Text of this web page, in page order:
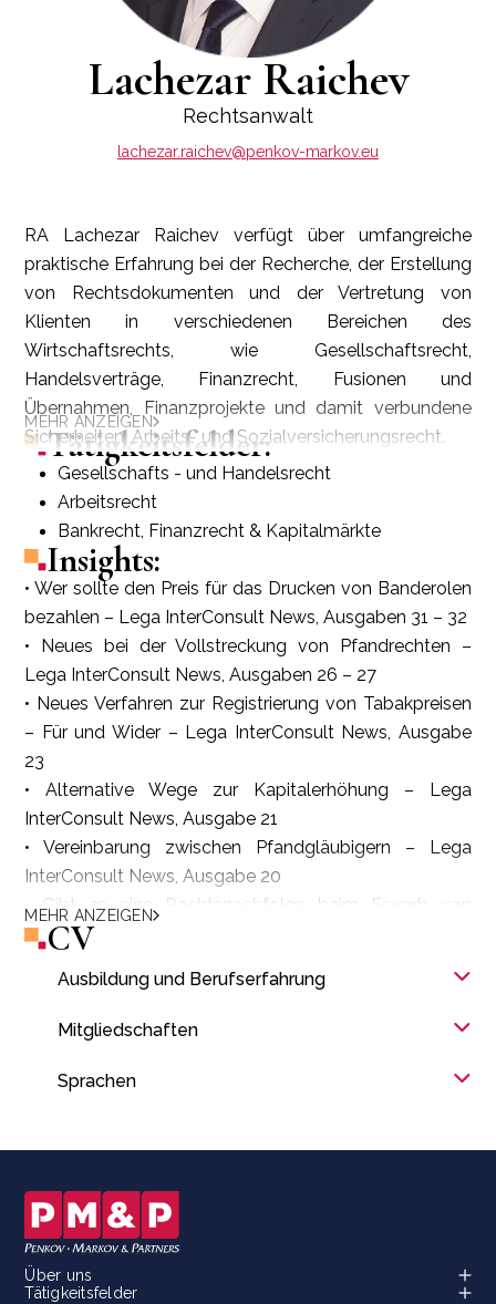
Lachezar Raichev
Rechtsanwalt
lachezar.raichev@penkov-markov.eu
RA Lachezar Raichev verfügt über umfangreiche
praktische Erfahrung bei der Recherche, der Erstellung
von Rechtsdokumenten und der Vertretung von
Klienten in verschiedenen Bereichen des
Wirtschaftsrechts, wie Gesellschaftsrecht,
Handelsverträge, Finanzrecht, Fusionen und
Übernahmen, Finanzprojekte und damit verbundene
Sicherheiten, Arbeits- und Sozialversicherungsrecht.
MEHR ANZEIGEN
Tätigkeitsfelder:
Gesellschafts - und Handelsrecht
Arbeitsrecht
Bankrecht, Finanzrecht & Kapitalmärkte
Insights:
• Wer sollte den Preis für das Drucken von Banderolen
bezahlen – Lega InterConsult News, Ausgaben 31 – 32
• Neues bei der Vollstreckung von Pfandrechten –
Lega InterConsult News, Ausgaben 26 – 27
• Neues Verfahren zur Registrierung von Tabakpreisen
– Für und Wider – Lega InterConsult News, Ausgabe
23
• Alternative Wege zur Kapitalerhöhung – Lega
InterConsult News, Ausgabe 21
• Vereinbarung zwischen Pfandgläubigern – Lega
InterConsult News, Ausgabe 20
• Gibt es eine Rechtsnachfolge beim Erwerb von
Vermögenswerten? – Lega InterConsult News,
• Wie wird die staatliche Gebühr für die Registrierung
von Umständen nach dem Pfandgesetz festgelegt –
MEHR ANZEIGEN
CV
Ausbildung und Berufserfahrung
Mitgliedschaften
Sprachen
Über uns
Tätigkeitsfelder